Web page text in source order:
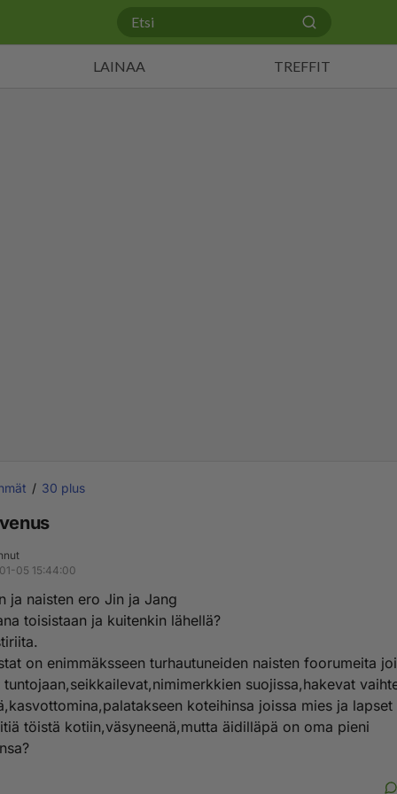
LAINAA TREFFIT
30 plus
05 15:44:00
ja naisten ero Jin ja Jang
toisistaan ja kuitenkin lähellä?
on enimmäksseen turhautuneiden naisten foorumeita
suojissa,hakevat
koteihinsa joissa mies ja
töistä kotiin,väsyneenä,mutta äidilläpä on oma pieni